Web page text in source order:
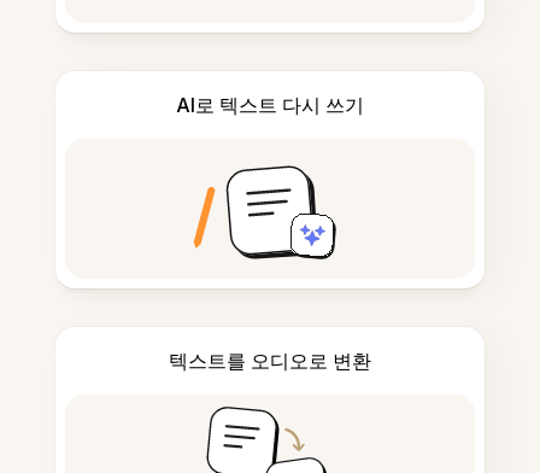
AI로 텍스트 다시 쓰기
텍스트를 오디오로 변환